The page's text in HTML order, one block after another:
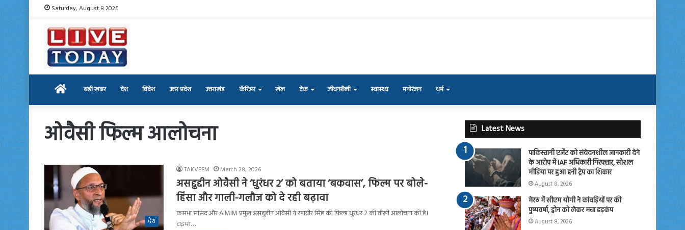
Saturday, August 8 2026
Home बड़ी खबर देश विदेश उत्तर प्रदेश उत्तराखंड कॅरिअर खेल टेक जीवनशैली स्वास्थ्य मनोरंजन धर्म
ओवैसी फिल्म आलोचना
देश
TAKVEEM March 28, 2026
असद्दुद्दीन ओवैसी ने ‘धुरंधर 2’ को बताया ‘बकवास’, फिल्म पर बोले-
हिंसा और गाली-गलौज को दे रही बढ़ावा
कसभा सांसद और AIMIM प्रमुख असद्दुद्दीन ओवैसी ने रणवीर सिंह की फिल्म धुरंधर 2 की तीखी आलोचना की है।
टाइम्स…
Latest News
पाकिस्तानी एजेंट को संवेदनशील जानकारी देने
के आरोप में IAF अधिकारी गिरफ्तार, सोशल
मीडिया पर हुआ हनी ट्रैप का शिकार
August 8, 2026
मेरठ में सीएम योगी ने कांवड़ियों पर की
पुष्पवर्षा, ड्रोन को लेकर मचा हड़कंप
August 8, 2026